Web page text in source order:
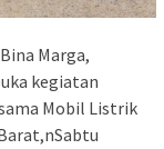
Marga,
kegiatan
Mobil Listrik